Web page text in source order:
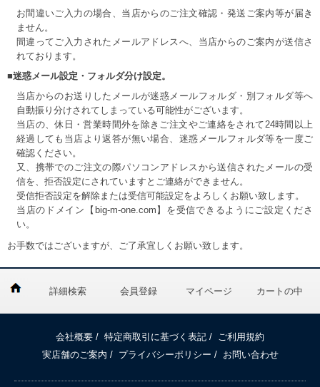
お間違いご入力の場合、当店からのご注文確認・発送ご案内等が届き
ません。
間違ってご入力されたメールアドレスへ、当店からのご案内が送信さ
れております。
■迷惑メール設定・フォルダ分け設定。
当店からのお送りしたメールが迷惑メールフォルダ・別フォルダ等へ
自動振り分けされてしまっている可能性がございます。
当店の、休日・営業時間外を除きご注文やご連絡をされて24時間以上
経過しても当店より返答が無い場合、迷惑メールフォルダ等を一度ご
確認ください。
又、携帯でのご注文の際パソコンアドレスから送信されたメールの受
信を、拒否設定にされていますとご連絡ができません。
受信拒否設定を解除または受信可能設定をよろしくお願い致します。
当店のドメイン【big-m-one.com】を受信できるようにご設定くださ
い。
お手数ではございますが、ご了承宜しくお願い致します。
詳細検索 会員登録 マイページ カートの中
会社概要 / 特定商取引に基づく表記 /
ご利用規約
実店舗のご案内 / プライバシーポリシー / お問い合わせ